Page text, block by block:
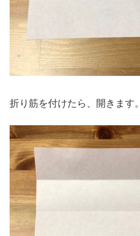
折り筋を付けたら、開きます。